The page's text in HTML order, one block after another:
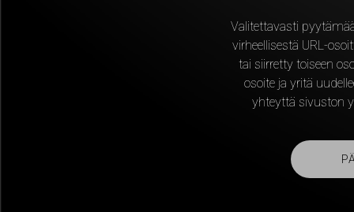
Valitettavasti
virheellisestä URL-
tai siirretty toiseen
osoite ja yritä
yhteyttä sivuston